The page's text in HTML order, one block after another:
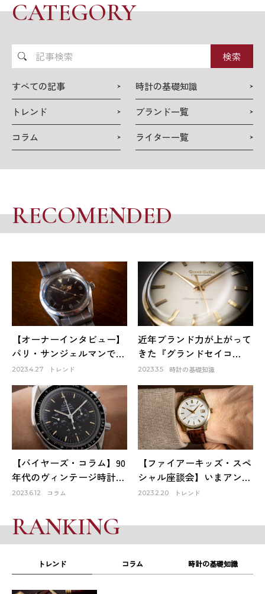
CATEGORY
記
事
検
索
すべての記事
トレンド
コラム
時計の基礎知識
ブランド一覧
ライター一覧
RECOMENDED
【オーナーインタビュー】
パリ・サンジェルマンで出
会ったロレックスは生涯1
本だけのお気に入り～
HACHIYAクリエイティブデ
ィレクター 蜂谷雅彦
2023.4.27 トレンド
近年ブランド力が上がって
きた『グランドセイコ
ー』。そのファーストモデ
ルは品質も良く、日本の誇
りでもある！
2023.3.5 時計の基礎知識
【バイヤーズ・コラム】90
年代のヴィンテージ時計が
オススメな理由
2023.6.12 コラム
【ファイアーキッズ・スペ
シャル座談会】いまアンテ
ィーク時計市場はどうなっ
2023.2.20 トレンド
RANKING
トレンド コラム 時計の基礎知識